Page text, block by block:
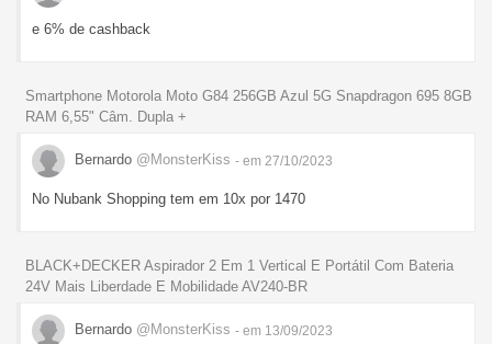
e 6% de cashback
Smartphone Motorola Moto G84 256GB Azul 5G Snapdragon 695 8GB
RAM 6,55" Câm. Dupla +
Bernardo @MonsterKiss - em 27/10/2023
No Nubank Shopping tem em 10x por 1470
BLACK+DECKER Aspirador 2 Em 1 Vertical E Portátil Com Bateria
24V Mais Liberdade E Mobilidade AV240-BR
Bernardo @MonsterKiss - em 13/09/2023